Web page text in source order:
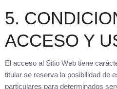
5.
ACCESO Y
El acceso al Sitio Web tiene
titular se reserva la posibilidad de
particulares para determinados